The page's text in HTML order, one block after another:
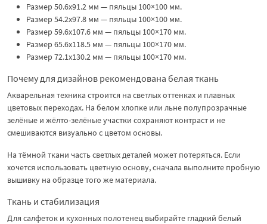
Размер 50.6x91.2 мм — пяльцы 100×100 мм.
Размер 54.2x97.8 мм — пяльцы 100×100 мм.
Размер 59.6x107.6 мм — пяльцы 100×170 мм.
Размер 65.6x118.5 мм — пяльцы 100×170 мм.
Размер 72.1x130.2 мм — пяльцы 100×170 мм.
Почему для дизайнов рекомендована белая ткань
Акварельная техника строится на светлых оттенках и плавных
цветовых переходах. На белом хлопке или льне полупрозрачные
зелёные и жёлто-зелёные участки сохраняют контраст и не
смешиваются визуально с цветом основы.
На тёмной ткани часть светлых деталей может потеряться. Если
хочется использовать цветную основу, сначала выполните пробную
вышивку на образце того же материала.
Ткань и стабилизация
Для салфеток и кухонных полотенец выбирайте гладкий белый